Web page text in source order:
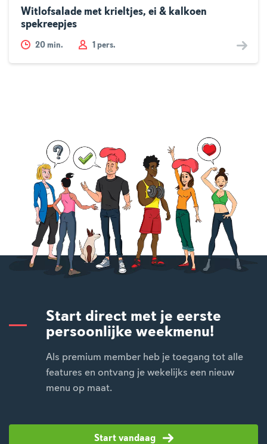
Witlofsalade met krieltjes, ei & kalkoen
spekreepjes
20 min. 1 pers.
Start direct met je eerste
persoonlijke weekmenu!
Als premium member heb je toegang tot alle
features en ontvang je wekelijks een nieuw
menu op maat.
Start vandaag